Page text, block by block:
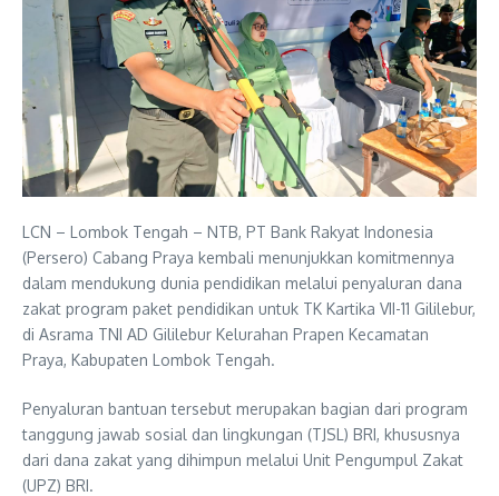
LCN – Lombok Tengah – NTB, PT Bank Rakyat Indonesia
(Persero) Cabang Praya kembali menunjukkan komitmennya
dalam mendukung dunia pendidikan melalui penyaluran dana
zakat program paket pendidikan untuk TK Kartika VII-11 Gililebur,
di Asrama TNI AD Gililebur Kelurahan Prapen Kecamatan
Praya, Kabupaten Lombok Tengah.
Penyaluran bantuan tersebut merupakan bagian dari program
tanggung jawab sosial dan lingkungan (TJSL) BRI, khususnya
dari dana zakat yang dihimpun melalui Unit Pengumpul Zakat
(UPZ) BRI.